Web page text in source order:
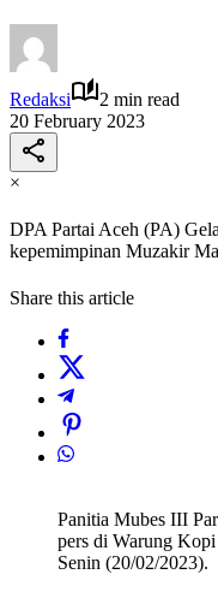
Redaksi
2 min read
20 February 2023
×
DPA Partai Aceh (PA)
kepemimpinan Muzakir
Share this article
Panitia Mubes III
pers di Warung
Senin (20/02/2023).